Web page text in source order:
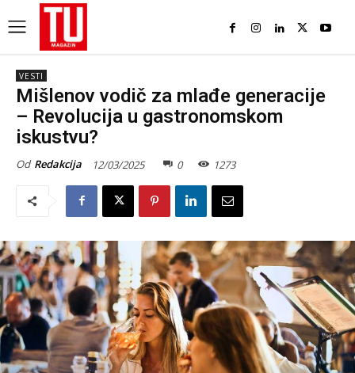
VESTI
Mišlenov vodič za mlađe generacije
– Revolucija u gastronomskom
iskustvu?
Od Redakcija 12/03/2025 0 1273